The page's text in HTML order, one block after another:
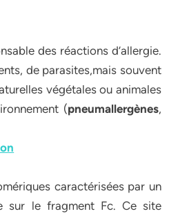
des réactions d’allergie.
de parasites,mais souvent
végétales ou animales
(pneumallergènes,
caractérisées par un
sur le fragment Fc. Ce site